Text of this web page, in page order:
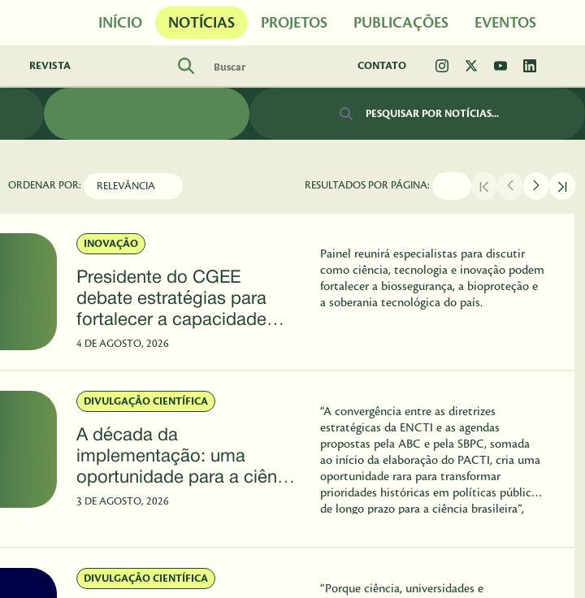
INÍCIO NOTÍCIAS PROJETOS PUBLICAÇÕES EVENTOS
REVISTA CONTATO
Barra de busca
ORDENAR POR: RESULTADOS POR PÁGINA:
INOVAÇÃO
Presidente do CGEE
debate estratégias para
fortalecer a capacidade
nacional de resposta a
4 DE AGOSTO, 2026
Painel reunirá especialistas para discutir
como ciência, tecnologia e inovação podem
fortalecer a biossegurança, a bioproteção e
a soberania tecnológica do país.
DIVULGAÇÃO CIENTÍFICA
A década da
implementação: uma
oportunidade para a ciência
brasileira
3 DE AGOSTO, 2026
“A convergência entre as diretrizes
estratégicas da ENCTI e as agendas
propostas pela ABC e pela SBPC, somada
ao início da elaboração do PACTI, cria uma
oportunidade rara para transformar
prioridades históricas em políticas públicas
de longo prazo para a ciência brasileira”,
DIVULGAÇÃO CIENTÍFICA
“Porque ciência, universidades e